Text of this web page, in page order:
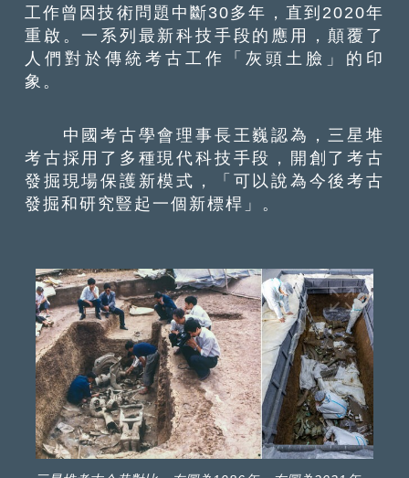
工作曾因技術問題中斷30多年，直到2020年
重啟。一系列最新科技手段的應用，顛覆了
人們對於傳統考古工作「灰頭土臉」的印
象。
中國考古學會理事長王巍認為，三星堆
考古採用了多種現代科技手段，開創了考古
發掘現場保護新模式，「可以說為今後考古
發掘和研究豎起一個新標桿」。